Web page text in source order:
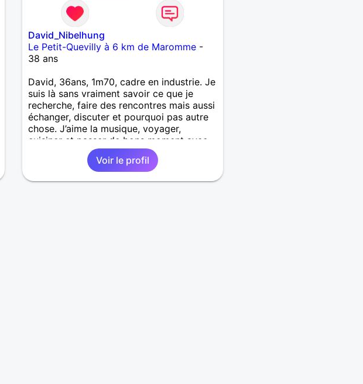
David_Nibelhung
Le Petit-Quevilly à 6 km de Maromme-
38 ans
David, 36ans, 1m70, cadre en industrie. Je
suis là sans vraiment savoir ce que je
recherche, faire des rencontres mais aussi
échanger, discuter et pourquoi pas autre
chose. J’aime la musique, voyager,
cuisiner et passer de bons moment avec
des gens biens
Voir le profil